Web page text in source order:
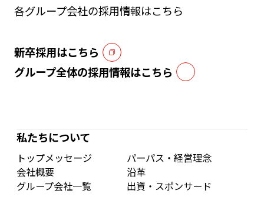
各グループ会社の採用情報はこちら
新卒採用はこちら
グループ全体の採用情報はこちら
私たちについて
トップメッセージ
パーパス・経営理念
会社概要
沿革
グループ会社一覧
出資・スポンサード